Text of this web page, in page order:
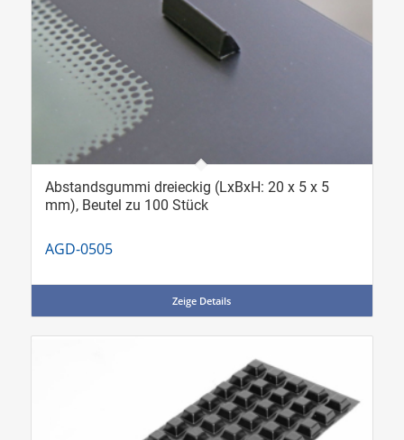
Abstandsgummi dreieckig (LxBxH: 20 x 5 x 5
mm), Beutel zu 100 Stück
AGD-0505
Zeige Details